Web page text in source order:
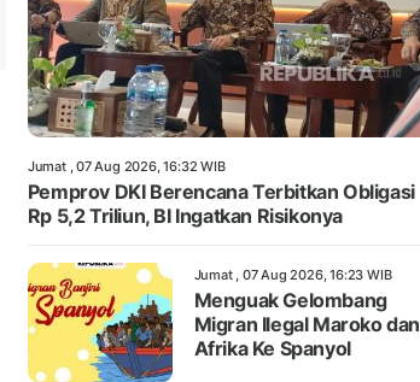
Jumat , 07 Aug 2026, 16:32 WIB
Pemprov DKI Berencana Terbitkan Obligasi
Rp 5,2 Triliun, BI Ingatkan Risikonya
Jumat , 07 Aug 2026, 16:23 WIB
Menguak Gelombang
Migran Ilegal Maroko dan
Afrika Ke Spanyol